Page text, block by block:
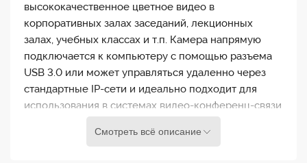
высококачественное цветное видео в
корпоративных залах заседаний, лекционных
залах, учебных классах и т.п. Камера напрямую
подключается к компьютеру с помощью разъема
USB 3.0 или может управляться удаленно через
стандартные IP-сети и идеально подходит для
использования в системах видео-конференц-связи
коммуникаций и совместной работы) и потокового
Смотреть всё описание